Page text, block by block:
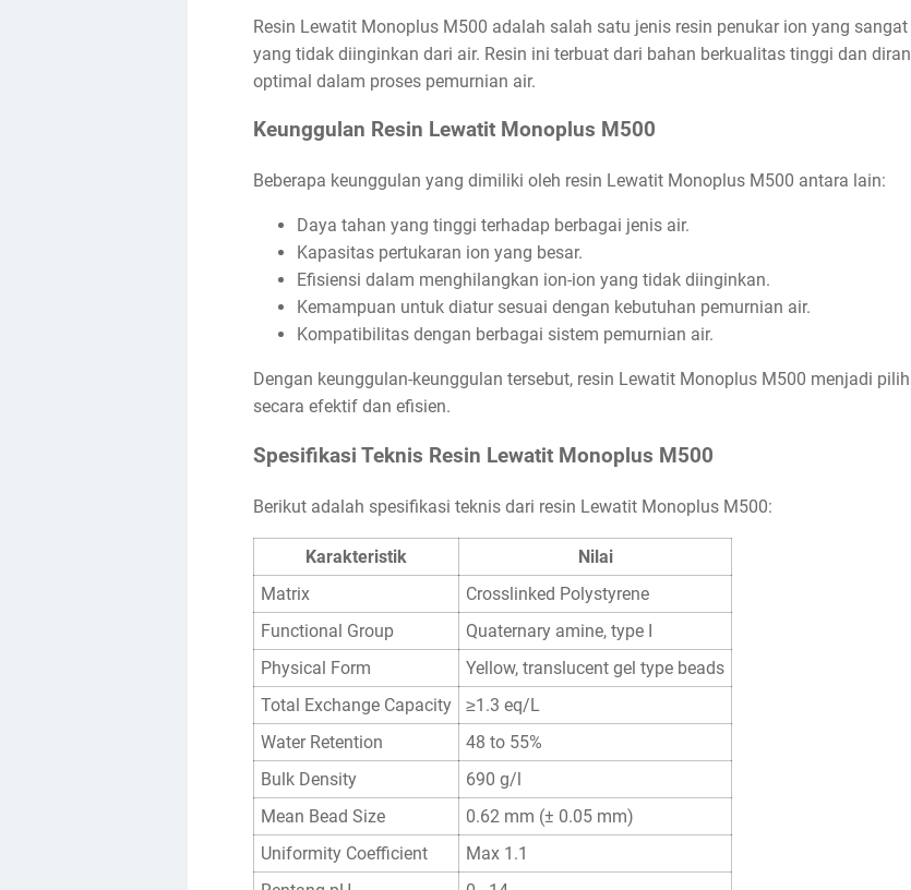
Resin Lewatit Monoplus M500 adalah salah satu jenis resin penukar ion yang
yang tidak diinginkan dari air. Resin ini terbuat dari bahan berkualitas tinggi dan
optimal dalam proses pemurnian air.
Keunggulan Resin Lewatit Monoplus M500
Beberapa keunggulan yang dimiliki oleh resin Lewatit Monoplus M500 antara lain:
Daya tahan yang tinggi terhadap berbagai jenis air.
Kapasitas pertukaran ion yang besar.
Efisiensi dalam menghilangkan ion-ion yang tidak diinginkan.
Kemampuan untuk diatur sesuai dengan kebutuhan pemurnian air.
Kompatibilitas dengan berbagai sistem pemurnian air.
Dengan keunggulan-keunggulan tersebut, resin Lewatit Monoplus M500 menjadi
secara efektif dan efisien.
Spesifikasi Teknis Resin Lewatit Monoplus M500
Berikut adalah spesifikasi teknis dari resin Lewatit Monoplus M500:
Karakteristik
Nilai
Matrix
Crosslinked Polystyrene
Functional Group
Quaternary amine, type I
Physical Form
Yellow, translucent gel type beads
Total Exchange Capacity
≥1.3 eq/L
Water Retention
48 to 55%
Bulk Density
690 g/l
Mean Bead Size
0.62 mm (± 0.05 mm)
Uniformity Coefficient
Max 1.1